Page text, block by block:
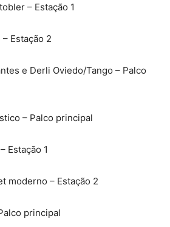
– Estação 1
Estação 2
e Derli Oviedo/Tango – Palco
– Palco principal
Estação 1
moderno – Estação 2
principal